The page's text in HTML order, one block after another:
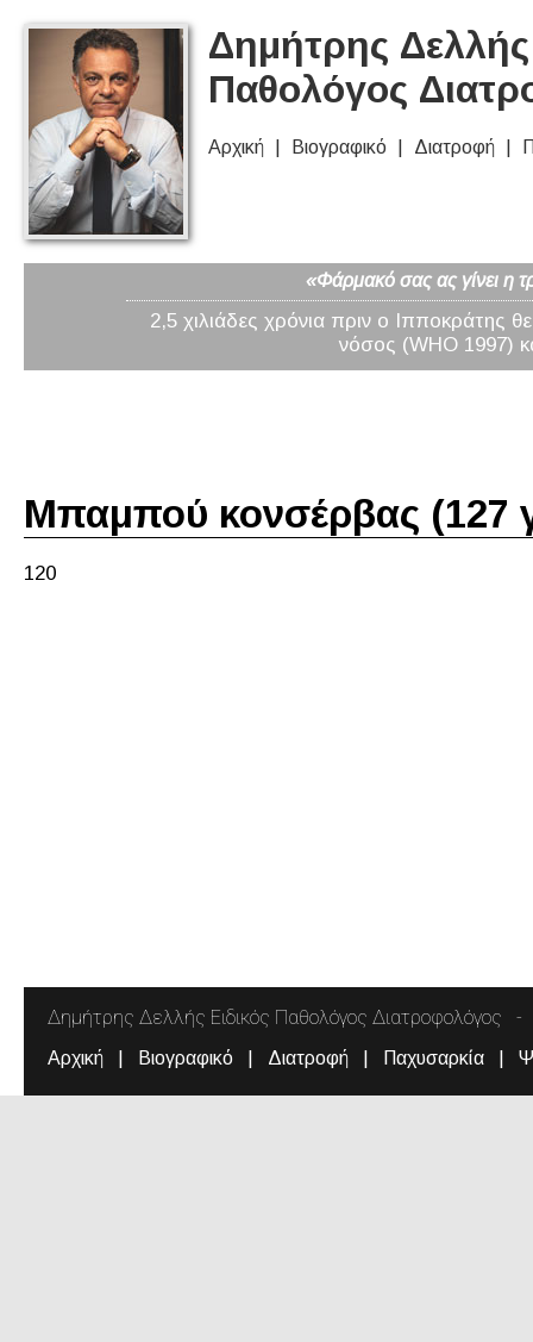
Δημήτρης
Παθολόγος
Αρχική Βιογραφικό Διατροφή
«Φάρμακό σας ας γίνει η
2,5 χιλιάδες χρόνια πριν ο Ιπποκράτης
νόσος (WHO 1997)
Μπαμπού κονσέρβας (127
120
Δημήτρης Δελλής Ειδικός Παθολόγος Διατροφολόγος
Αρχική Βιογραφικό Διατροφή Παχυσαρκία